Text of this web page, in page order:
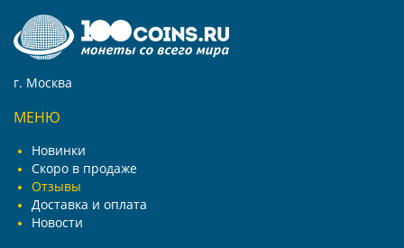
г. Москва
МЕНЮ
Новинки
Скоро в продаже
Отзывы
Доставка и оплата
Новости